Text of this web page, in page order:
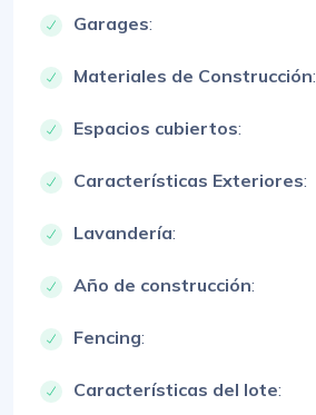
Garages:
Materiales de Construcción:
Espacios cubiertos:
Características Exteriores:
Lavandería:
Año de construcción:
Fencing:
Características del lote: